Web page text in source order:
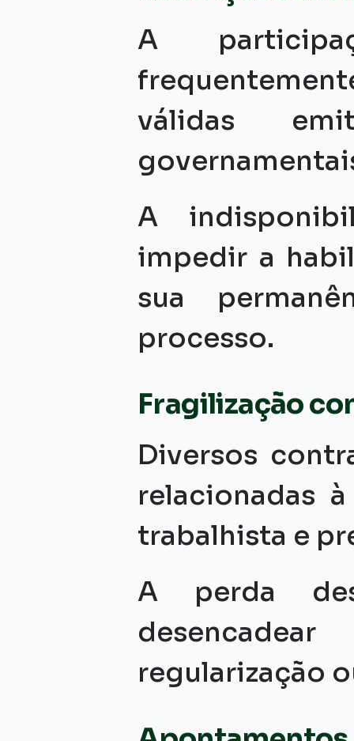
A
válidas
A
impedir a
sua
processo.
Fragilização
Diversos
relacionadas
trabalhista e
A perda
regularização